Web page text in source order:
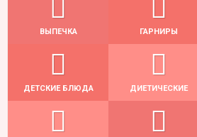
ВЫПЕЧКА ГАРНИРЫ
ДЕТСКИЕ БЛЮДА ДИЕТИЧЕСКИЕ